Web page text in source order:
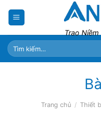
Trao
Tìm
kiếm:
Trang chủ / Thiết